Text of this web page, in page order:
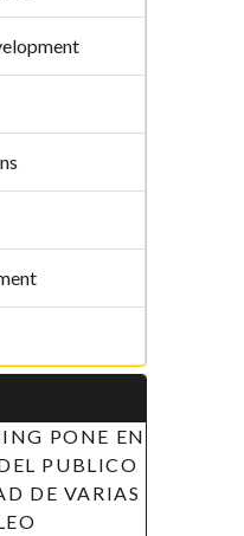
DE
- AVISO